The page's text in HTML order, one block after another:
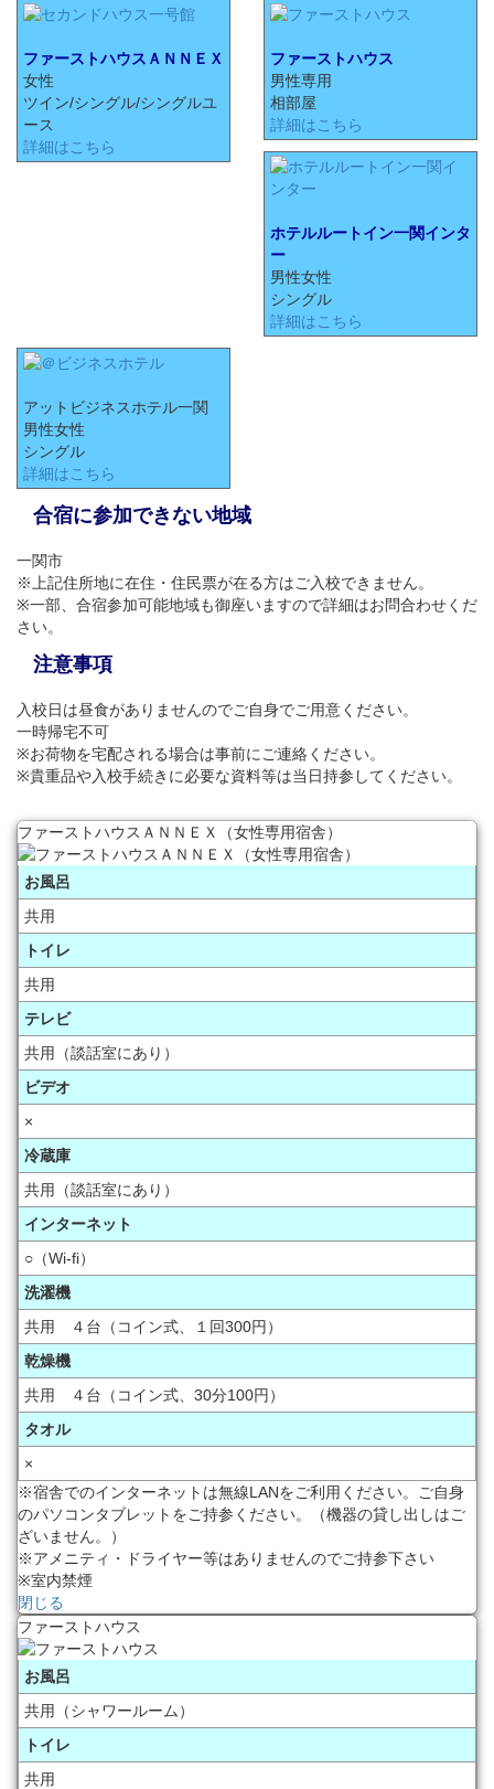
ファーストハウスＡＮＮＥＸ
女性
ツイン/シングル/シングルユ
ース
詳細はこちら
ファーストハウス
男性専用
相部屋
詳細はこちら
ホテルルートイン一関インタ
ー
男性女性
シングル
詳細はこちら
アットビジネスホテル一関
男性女性
シングル
詳細はこちら
合宿に参加できない地域
一関市
※上記住所地に在住・住民票が在る方はご入校できません。
※一部、合宿参加可能地域も御座いますので詳細はお問合わせくだ
さい。
注意事項
入校日は昼食がありませんのでご自身でご用意ください。
一時帰宅不可
※お荷物を宅配される場合は事前にご連絡ください。
※貴重品や入校手続きに必要な資料等は当日持参してください。
ファーストハウスＡＮＮＥＸ（女性専用宿舎）
お風呂
共用
トイレ
共用
テレビ
共用（談話室にあり）
ビデオ
×
冷蔵庫
共用（談話室にあり）
インターネット
○（Wi-fi）
洗濯機
共用 ４台（コイン式、１回300円）
乾燥機
共用 ４台（コイン式、30分100円）
タオル
×
※宿舎でのインターネットは無線LANをご利用ください。ご自身
のパソコンタブレットをご持参ください。（機器の貸し出しはご
ざいません。）
※アメニティ・ドライヤー等はありませんのでご持参下さい
※室内禁煙
閉じる
ファーストハウス
お風呂
共用（シャワールーム）
トイレ
共用